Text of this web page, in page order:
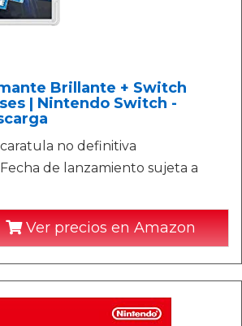
Brillante + Switch
| Nintendo Switch -
no definitiva
de lanzamiento sujeta a
Ver precios en Amazon